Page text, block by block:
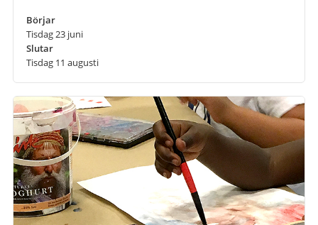
Börjar
Tisdag 23 juni
Slutar
Tisdag 11 augusti